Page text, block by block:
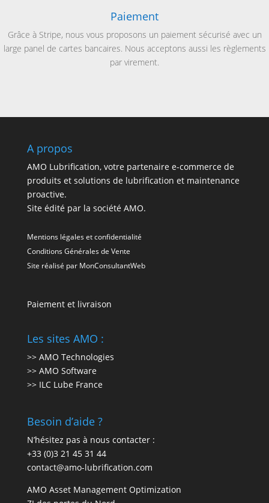
Paiement
Grâce à Stripe, nous vous proposons un paiement sécurisé avec un
large panel de cartes bancaires. Nous acceptons aussi les règlements
par virement.
A propos
AMO Lubrification, votre partenaire e-commerce de
produits et solutions de lubrification et maintenance
proactive.
Site édité par la société AMO.
Mentions légales et confidentialité
Conditions Générales de Vente
Site réalisé par MonConsultantWeb
Paiement et livraison
Les sites AMO :
>> AMO Technologies
>> AMO Software
>> ILC Lube France
Besoin d’aide ?
N’hésitez pas à nous contacter :
+33 (0)3 21 45 31 44
contact@amo-lubrification.com
AMO Asset Management Optimization